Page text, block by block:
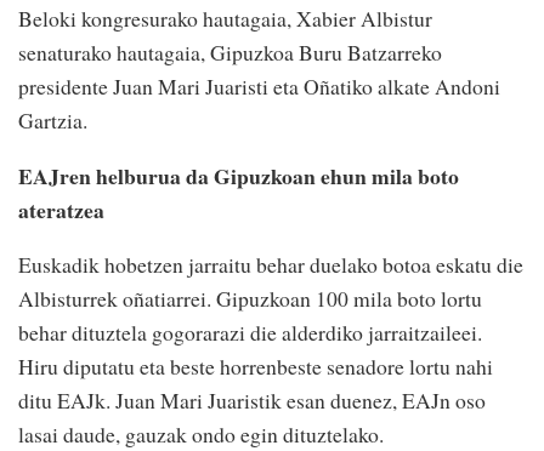
Beloki kongresurako hautagaia, Xabier Albistur
senaturako hautagaia, Gipuzkoa Buru Batzarreko
presidente Juan Mari Juaristi eta Oñatiko alkate Andoni
Gartzia.
EAJren helburua da Gipuzkoan ehun mila boto
ateratzea
Euskadik hobetzen jarraitu behar duelako botoa eskatu die
Albisturrek oñatiarrei. Gipuzkoan 100 mila boto lortu
behar dituztela gogorarazi die alderdiko jarraitzaileei.
Hiru diputatu eta beste horrenbeste senadore lortu nahi
ditu EAJk. Juan Mari Juaristik esan duenez, EAJn oso
lasai daude, gauzak ondo egin dituztelako.